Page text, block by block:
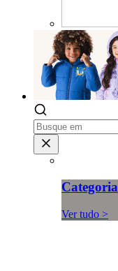
Categoria
Ver tudo >